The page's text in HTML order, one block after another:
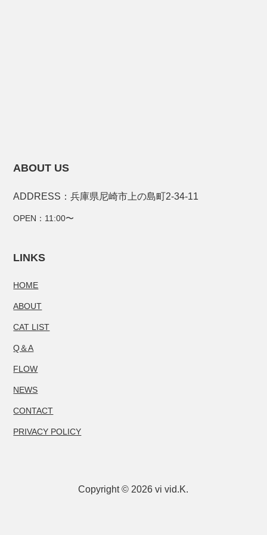
ABOUT US
ADDRESS：兵庫県尼崎市上の島町2-34-11
OPEN：11:00〜
LINKS
HOME
ABOUT
CAT LIST
Q＆A
FLOW
NEWS
CONTACT
PRIVACY POLICY
Copyright © 2026 vi vid.K.